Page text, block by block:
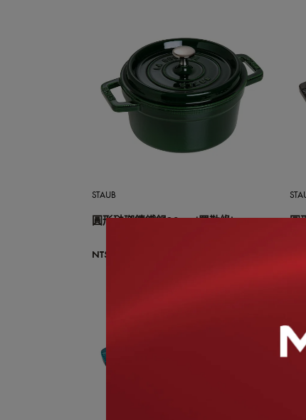
STAUB
圓形琺瑯鑄鐵鍋20cm (羅勒綠)
NT$8,300
圓